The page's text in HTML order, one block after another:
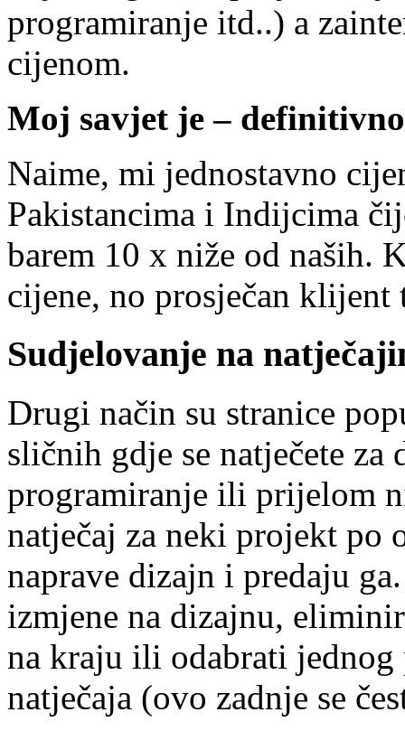
programiranje itd..) a
cijenom.
Moj savjet je –
Naime, mi jednostavno
Pakistancima i Indijcima
barem 10 x niže od naših.
cijene, no prosječan klijent
Sudjelovanje na
Drugi način su stranice
sličnih gdje se natječete
programiranje ili prijelom
natječaj za neki projekt po
naprave dizajn i predaju
izmjene na dizajnu,
na kraju ili odabrati
natječaja (ovo zadnje se